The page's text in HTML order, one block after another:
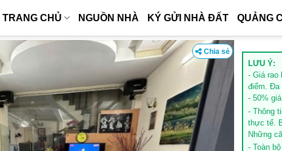
TRANG CHỦ NGUỒN NHÀ KÝ GỬI NHÀ ĐẤT QUẢNG
Chia sẻ
LƯU Ý:
- Giá rao
điểm. Đa
- 50%
- Thông
thực tế.
Những
- Toàn